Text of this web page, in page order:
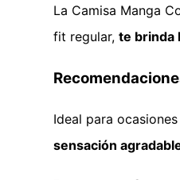
La Camisa Manga
fit regular,te brinda
Ideal para
sensación